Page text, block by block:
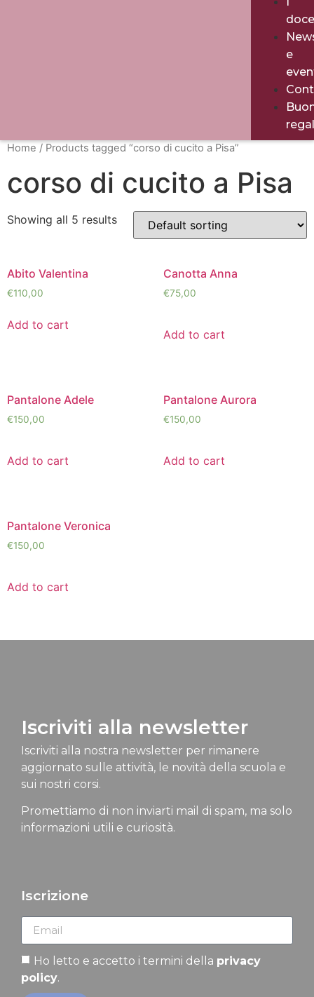
e
Home / Products tagged “corso di cucito a Pisa”
corso di cucito a Pisa
Showing all 5 results
Abito Valentina
€110,00
Add to cart
Canotta Anna
€75,00
Add to cart
Pantalone Adele
€150,00
Add to cart
Pantalone Aurora
€150,00
Add to cart
Pantalone Veronica
€150,00
Add to cart
Iscriviti alla newsletter
Iscriviti alla nostra newsletter per rimanere
aggiornato sulle attività, le novità della scuola e
sui nostri corsi.
Promettiamo di non inviarti mail di spam, ma solo
informazioni utili e curiosità.
Iscrizione
Ho letto e accetto i termini della privacy
policy.